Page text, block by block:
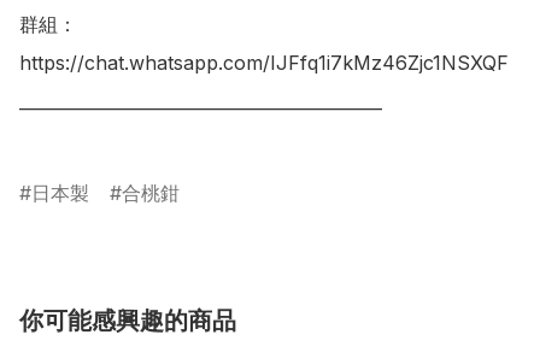
群組：
https://chat.whatsapp.com/IJFfq1i7kMz46Zjc1NSXQF
日本製 合桃鉗
你可能感興趣的商品